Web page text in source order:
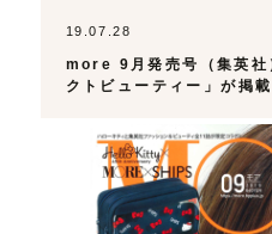
19.07.28
more 9月発売号（集英社
クトビューティー」が掲